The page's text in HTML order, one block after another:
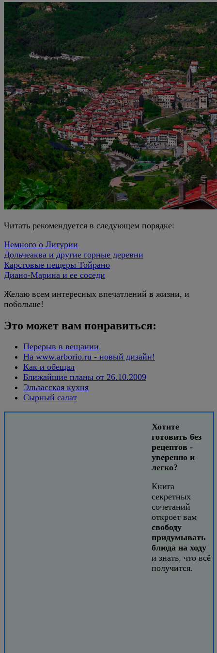
Читать рекомендуется в следующем порядке:
Немного о Лигурии
Дольчеаква и другие горные деревни
Карстовые пещеры Тойрано
Диано-Марина и ее соседи
Желаю всем интересных впечатлений в жизни, и
побольше!
Это может вам понравиться:
Перерыв в вещании
На www.arborio.ru - новый дизайн!
Как и обещал
Ближайшие планы от 26.10.2009
Эльзасская кухня
Сырный салат
Хотите
готовить без
рецептов -
уверенно и
легко?
Книга
секретных
сочетаний
откроет вам
свободу
придумывать
блюда на ходу
и знать, что всё
получится.